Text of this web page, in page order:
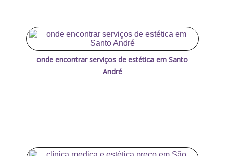
onde encontrar serviços de estética em Santo
André